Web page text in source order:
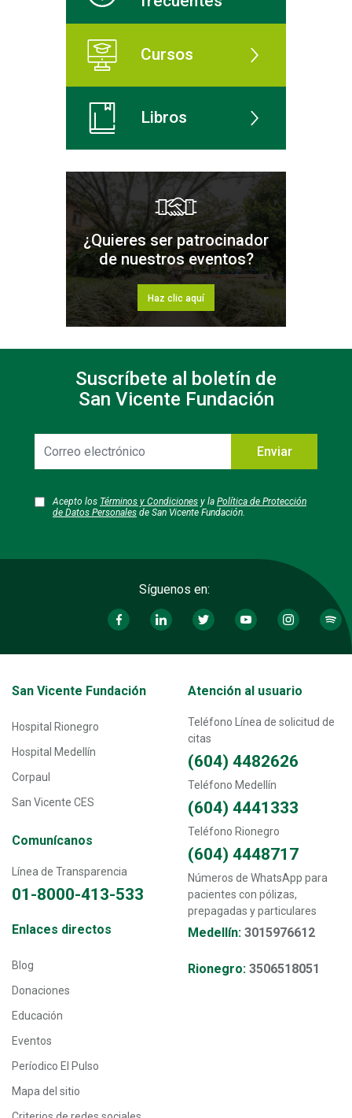
Cursos
Libros
¿Quieres ser patrocinador
de nuestros eventos?
Haz clic aquí
Suscríbete al boletín de
San Vicente Fundación
electrónico
Acepto los Términos y Condiciones y la Política de Protección
de Datos Personales de San Vicente Fundación.
Enviar
Síguenos en:
Transversal - Menú San Vicente fundación footer
San Vicente Fundación
Hospital Rionegro
Hospital Medellín
Corpaul
San Vicente CES
Comunícanos
Línea de Transparencia
01-8000-413-533
Atención al usuario
Teléfono Línea de solicitud de
citas
(604) 4482626
Teléfono Medellín
(604) 4441333
Teléfono Rionegro
(604) 4448717
Números de WhatsApp para
pacientes con pólizas,
prepagadas y particulares
Medellín: 3015976612
Rionegro: 3506518051
Transversal - Menú enlaces directos footer
Enlaces directos
Blog
Donaciones
Educación
Eventos
Períodico El Pulso
Mapa del sitio